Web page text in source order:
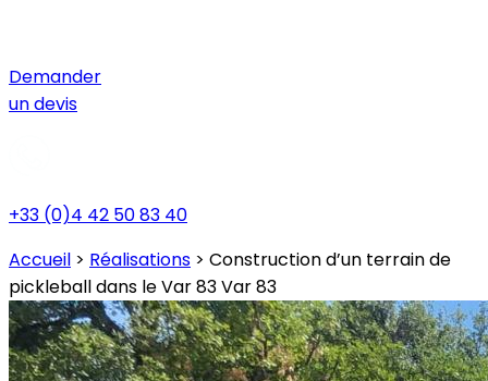
Demander
un devis
+33 (0)4 42 50 83 40
Accueil > Réalisations > Construction d’un terrain de
pickleball dans le Var 83 Var 83